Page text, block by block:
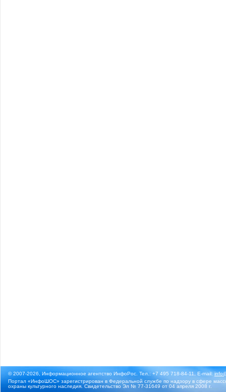
© 2007-2026, Информационное агентство ИнфоРос. Тел.: +7 495 718-84-11, E-mail:
Портал «ИнфоШОС» зарегистрирован в Федеральной службе по надзору в сфере
охраны культурного наследия. Свидетельство Эл № 77-31649 от 04 апреля 2008 г.